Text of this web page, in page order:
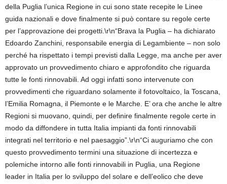
della Puglia l’unica Regione in cui sono state recepite le Linee
guida nazionali e dove finalmente si può contare su regole certe
per l’approvazione dei progetti.\r\n“Brava la Puglia – ha dichiarato
Edoardo Zanchini, responsabile energia di Legambiente – non solo
perché ha rispettato i tempi previsti dalla Legge, ma anche per aver
approvato un provvedimento chiaro e approfondito che riguarda
tutte le fonti rinnovabili. Ad oggi infatti sono intervenute con
provvedimenti che riguardano solamente il fotovoltaico, la Toscana,
l’Emilia Romagna, il Piemonte e le Marche. E’ ora che anche le altre
Regioni si muovano, quindi, per definire finalmente regole certe in
modo da diffondere in tutta Italia impianti da fonti rinnovabili
integrati nel territorio e nel paesaggio”.\r\n“Ci auguriamo che con
questo provvedimento termini una situazione di incertezza e
polemiche intorno alle fonti rinnovabili in Puglia, una Regione
leader in Italia per lo sviluppo del solare e dell’eolico che deve